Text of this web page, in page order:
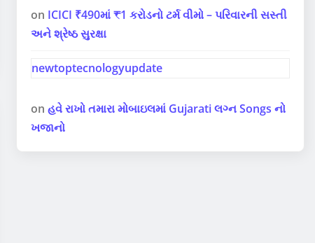
on ICICI ₹490માં ₹1 કરોડનો ટર્મ વીમો – પરિવારની સસ્તી
અને શ્રેષ્ઠ સુરક્ષા
newtoptecnologyupdate
on હવે રાખો તમારા મોબાઇલમાં Gujarati લગ્ન Songs નો
ખજાનો